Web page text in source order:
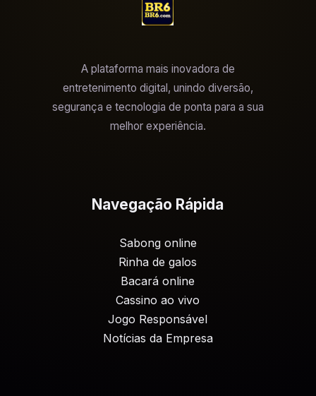
A plataforma mais inovadora de
entretenimento digital, unindo diversão,
segurança e tecnologia de ponta para a sua
melhor experiência.
Navegação Rápida
Sabong online
Rinha de galos
Bacará online
Cassino ao vivo
Jogo Responsável
Notícias da Empresa